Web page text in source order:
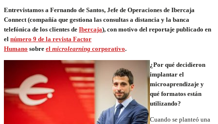
Entrevistamos a Fernando de Santos, Jefe de Operaciones de Ibercaja
Connect (compañía que gestiona las consultas a distancia y la banca
telefónica de los clientes de Ibercaja), con motivo del reportaje publicado en
el número 9 de la revista Factor
Humano sobre el microlearning corporativo.
¿Por qué decidieron
implantar el
microaprendizaje y
qué formatos están
utilizando?
Cuando se planteó una